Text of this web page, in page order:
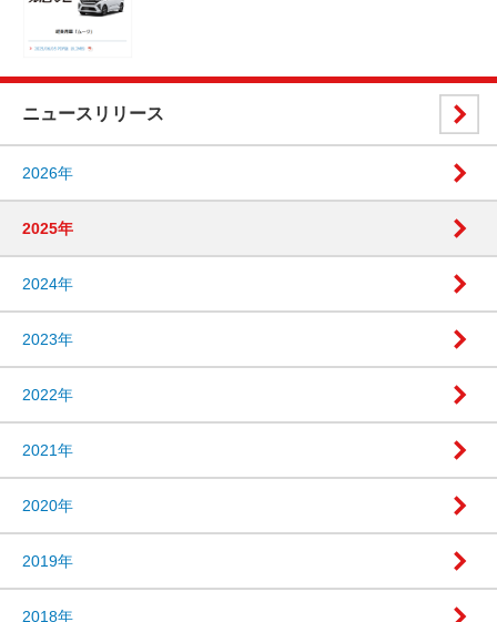
ニュースリリース
2026年
2025年
2024年
2023年
2022年
2021年
2020年
2019年
2018年